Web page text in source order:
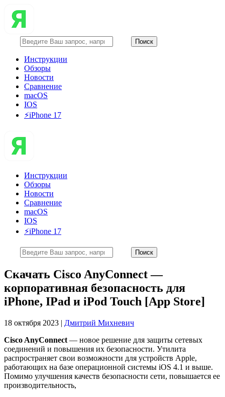
Инструкции
Обзоры
Новости
Сравнение
macOS
IOS
⚡️iPhone 17
Инструкции
Обзоры
Новости
Сравнение
macOS
IOS
⚡️iPhone 17
Скачать Cisco AnyConnect —
корпоративная безопасность для
iPhone, IPad и iPod Touch [App Store]
18 октября 2023 | Дмитрий Михневич
Cisco AnyConnect — новое решение для защиты сетевых
соединений и повышения их безопасности. Утилита
распространяет свои возможности для устройств Apple,
работающих на базе операционной системы iOS 4.1 и выше.
Помимо улучшения качеств безопасности сети, повышается ее
производительность,